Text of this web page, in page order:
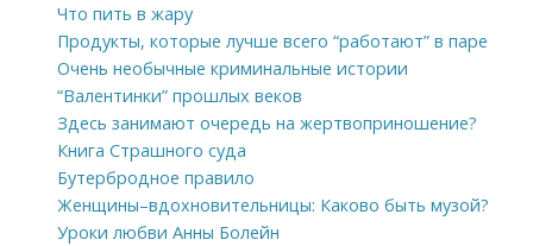
Что пить в жару
Продукты, которые лучше всего “работают” в паре
Очень необычные криминальные истории
“Валентинки” прошлых веков
Здесь занимают очередь на жертвоприношение?
Книга Страшного суда
Бутербродное правило
Женщины–вдохновительницы: Каково быть музой?
Уроки любви Анны Болейн